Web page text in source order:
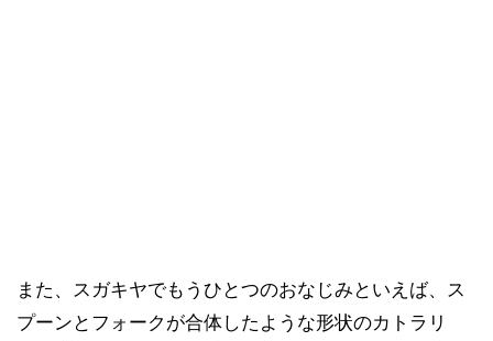
また、スガキヤでもうひとつのおなじみといえば、ス
プーンとフォークが合体したような形状のカトラリ